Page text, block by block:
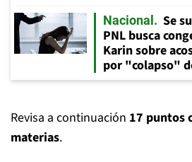
Nacional
Se
PNL busca
Karin sobre
por "colapso"
Revisa a continuación 17 puntos
materias.